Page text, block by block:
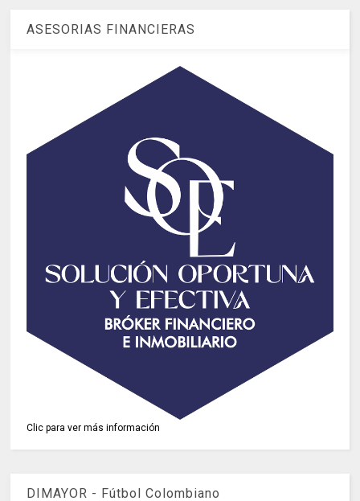
ASESORIAS FINANCIERAS
Clic para ver más información
DIMAYOR - Fútbol Colombiano